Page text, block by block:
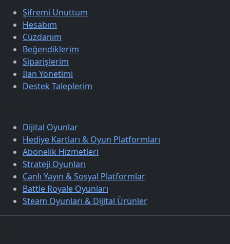
Şifremi Unuttum
Hesabım
Cüzdanım
Beğendiklerim
Siparişlerim
İlan Yönetimi
Destek Taleplerim
Dijital Oyunlar
Hediye Kartları & Oyun Platformları
Abonelik Hizmetleri
Strateji Oyunları
Canlı Yayın & Sosyal Platformlar
Battle Royale Oyunları
Steam Oyunları & Dijital Ürünler